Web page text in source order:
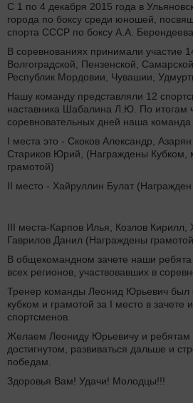
С 1 по 4 декабря 2015 года в
города по боксу среди юношей,
спорта СССР по боксу А.А.
В соревнованиях принимали участие
Волгоградской, Пензенской,
Республик Мордовии, Чувашии,
Нашу команду представляли 12
наставника Шабалина Л.Ю. По итогам
соревновательных дней наша команда
I места это - Скоков Александр,
Стариков Юрий, (Награждены
грамотой)
II место - Хайруллин Булат
III места-Карпов Илья, Козлов Кирилл,
Гаврилов Данил (Награждены
В общекомандном зачете наши ребята
всех регионов, участвовавших в
Тренер команды Леонид Юрьевич был
кубком и грамотой за I место в зачете
спортсменов.
Желаем Леониду Юрьевичу и ребятам
достигнутом, развиваться дальше и
победам.
Здоровья Вам! Удачи! Молодцы!!!